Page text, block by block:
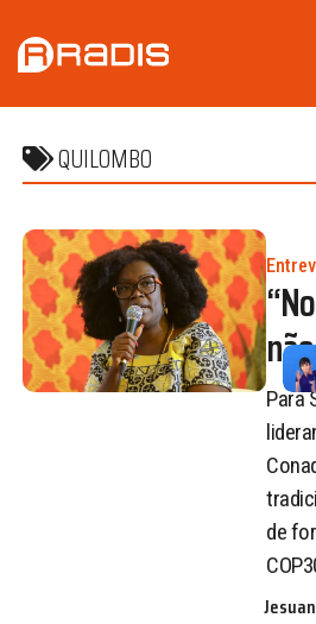
QUILOMBO
Para
de